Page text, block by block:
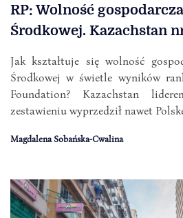
RP: Wolność
Środkowej. Kazachstan
Jak kształtuje się wolność
Środkowej w świetle wyników
Foundation? Kazachstan
zestawieniu wyprzedził nawet
Magdalena Sobańska-Cwalina